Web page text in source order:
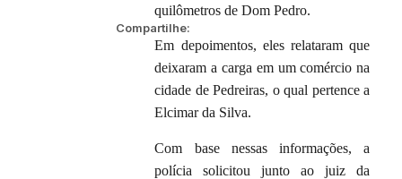
Compartilhe:
quilômetros de Dom Pedro.
Em depoimentos, eles relataram que
deixaram a carga em um comércio na
cidade de Pedreiras, o qual pertence a
Elcimar da Silva.
Com base nessas informações, a
polícia solicitou junto ao juiz da